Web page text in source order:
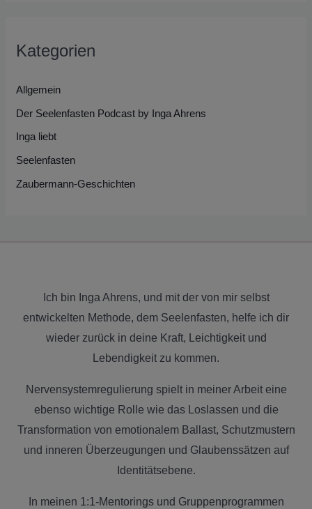
Kategorien
Allgemein
Der Seelenfasten Podcast by Inga Ahrens
Inga liebt
Seelenfasten
Zaubermann-Geschichten
Ich bin Inga Ahrens, und mit der von mir selbst
entwickelten Methode, dem Seelenfasten, helfe ich dir
wieder zurück in deine Kraft, Leichtigkeit und
Lebendigkeit zu kommen.
Nervensystemregulierung spielt in meiner Arbeit eine
ebenso wichtige Rolle wie das Loslassen und die
Transformation von emotionalem Ballast, Schutzmustern
und inneren Überzeugungen und Glaubenssätzen auf
Identitätsebene.
In meinen 1:1-Mentorings und Gruppenprogrammen